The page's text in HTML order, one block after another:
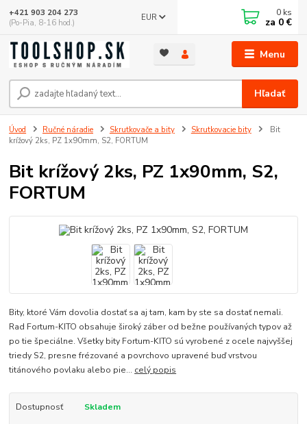
Menu
EUR
Hľadať
+421 903 204 273
(Po-Pia, 8-16 hod.)
0 ks
za 0 €
Úvod Ručné náradie Skrutkovače a bity Skrutkovacie bity
Bit
krížový 2ks, PZ 1x90mm, S2, FORTUM
Bit krížový 2ks, PZ 1x90mm, S2,
FORTUM
Bity, ktoré Vám dovolia dostať sa aj tam, kam by ste sa dostať nemali.
Rad Fortum-KITO obsahuje široký záber od bežne používaných typov až
po tie špeciálne. Všetky bity Fortum-KITO sú vyrobené z ocele najvyššej
triedy S2, presne frézované a povrchovo upravené buď vrstvou
titánového povlaku alebo pie... celý popis
Dostupnosť Skladem